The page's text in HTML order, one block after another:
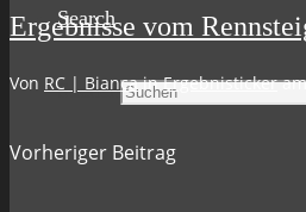
Search
Suchen
Ergebnisse vom
Von RC | BiancainErgebnisticker
Vorheriger Beitrag